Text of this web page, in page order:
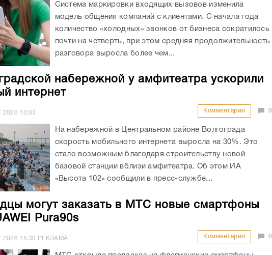
Система маркировки входящих вызовов изменила
модель общения компаний с клиентами. С начала года
количество «холодных» звонков от бизнеса сократилось
почти на четверть, при этом средняя продолжительность
разговора выросла более чем...
набережной у амфитеатра ускорили
интернет
13:03 Комментарии 0
На набережной в Центральном районе Волгограда
скорость мобильного интернета выросла на 30%. Это
стало возможным благодаря строительству новой
базовой станции вблизи амфитеатра. Об этом ИА
«Высота 102» сообщили в пресс-службе...
могут заказать в МТС новые смартфоны
Pura90s
15:30 РЕКЛАМА Комментарии 0